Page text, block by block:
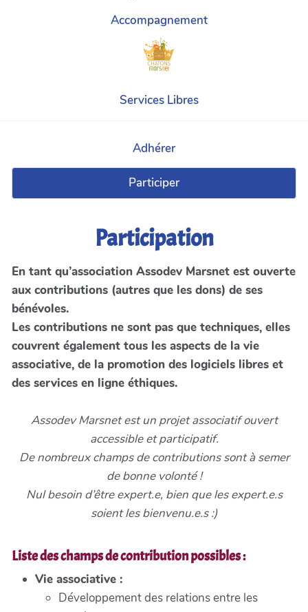
Accompagnement
Services Libres
Adhérer
Participer
Participation
En tant qu’association Assodev Marsnet est ouverte
aux contributions (autres que les dons) de ses
bénévoles.
Les contributions ne sont pas que techniques, elles
couvrent également tous les aspects de la vie
associative, de la promotion des logiciels libres et
des services en ligne éthiques.
Assodev Marsnet est un projet associatif ouvert
accessible et participatif.
De nombreux champs de contributions sont à semer
de bonne volonté !
Nul besoin d’être expert.e, bien que les expert.e.s
soient les bienvenu.e.s :)
Liste des champs de contribution possibles :
Vie associative :
Développement des relations entre les